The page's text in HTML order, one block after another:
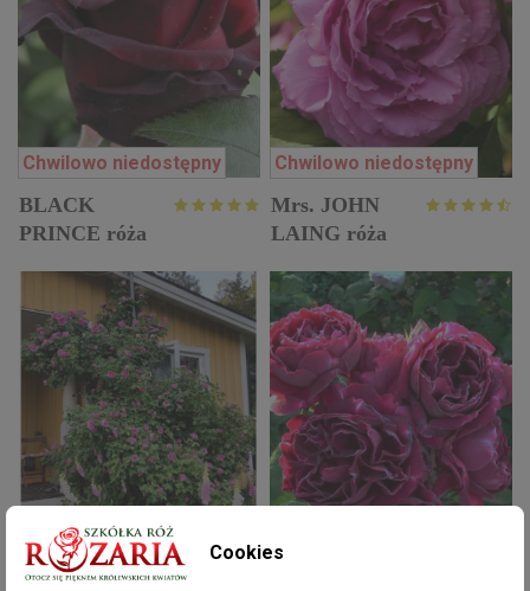
Chwilowo niedostępny
BLACK
PRINCE róża
Chwilowo niedostępny
Mrs. JOHN
LAING róża
Chwilowo niedostępny
Cookies